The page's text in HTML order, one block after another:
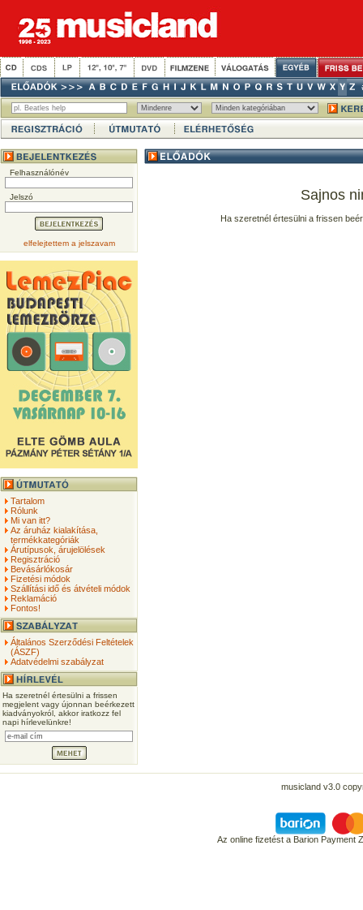
Felhasználónév
Jelszó
elfelejtettem a jelszavam
Tartalom
Rólunk
Mi van itt?
Az áruház kialakítása,
termékkategóriák
Árutípusok, árujelölések
Regisztráció
Bevásárlókosár
Fizetési módok
Szállítási idő és átvételi módok
Reklamáció
Fontos!
Általános Szerződési Feltételek
(ÁSZF)
Adatvédelmi szabályzat
Ha szeretnél értesülni a frissen
megjelent vagy újonnan beérkezett
kiadványokról, akkor iratkozz fel
napi hírlevelünkre!
Sajnos
Ha szeretnél értesülni a frissen
musicland v3.0
Az online fizetést a Barion Payment